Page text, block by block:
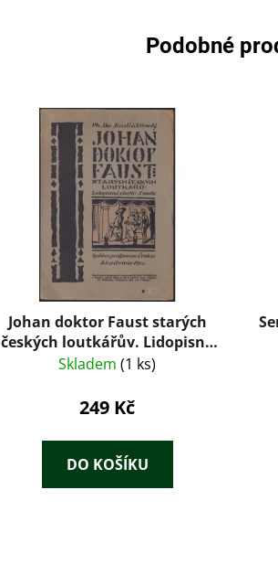
Podobné
Johan doktor Faust starých
českých loutkářův. Lidopisná
studie - Jindřich Veselý
Skladem(1 ks)
249 Kč
DO KOŠÍKU